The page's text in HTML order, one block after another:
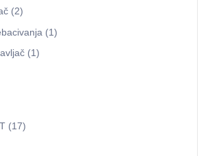
(2)
(1)
(1)
(17)